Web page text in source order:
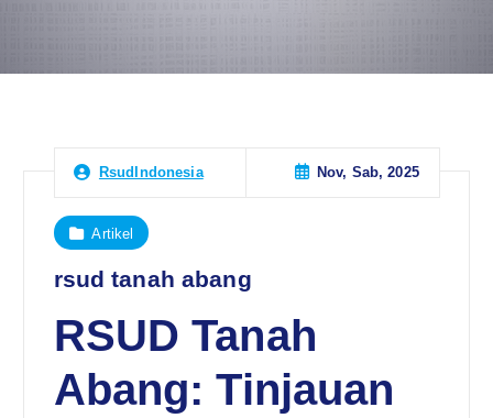
RsudIndonesia Nov, Sab, 2025
Artikel
rsud tanah abang
RSUD Tanah
Abang: Tinjauan